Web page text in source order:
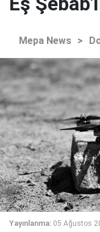
Mepa News >
Yayınlanma: 05 Ağustos